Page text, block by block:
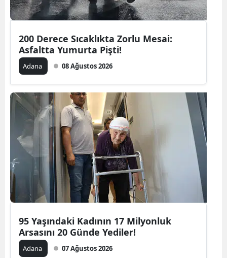
200 Derece Sıcaklıkta Zorlu Mesai:
Asfaltta Yumurta Pişti!
Adana 08 Ağustos 2026
95 Yaşındaki Kadının 17 Milyonluk
Arsasını 20 Günde Yediler!
Adana 07 Ağustos 2026